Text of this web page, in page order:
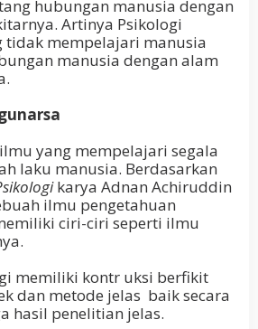
hubungan manusia dengan
Artinya Psikologi
tidak mempelajari manusia
manusia dengan alam
yang mempelajari segala
laku manusia. Berdasarkan
karya Adnan Achiruddin
ilmu pengetahuan
ciri-ciri seperti ilmu
memiliki kontr uksi berfikit
dan metode jelas baik secara
hasil penelitian jelas.